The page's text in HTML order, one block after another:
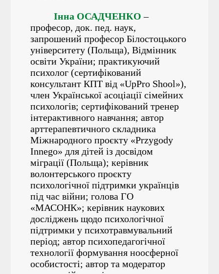
Інна ОСАДЧЕНКО–
професор, док. пед. наук,
запрошений професор Білостоцького
університету (Польща), Відмінник
освіти України; практикуючий
психолог (сертифікований
консультант КПТ від «UpPro Shool»),
член Української асоціації сімейних
психологів; сертифікований тренер
інтерактивного навчання; автор
арттерапевтичного складника
Міжнародного проєкту «Przygody
Innego» для дітей із досвідом
міграції (Польща); керівник
волонтерського проєкту
психологічної підтримки українців
під час війни; голова ГО
«МАСОНК»; керівник наукових
досліджень щодо психологічної
підтримки у психотравмувальний
період; автор психопедагогічної
технології формування ноосферної
особистості; автор та модератор